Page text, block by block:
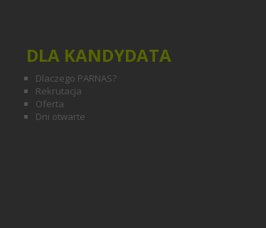
DLA KANDYDATA
Dlaczego PARNAS?
Rekrutacja
Oferta
Dni otwarte